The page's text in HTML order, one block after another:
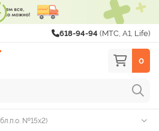
618-94-94 (МТС, A1, Life)
0
№15х2)